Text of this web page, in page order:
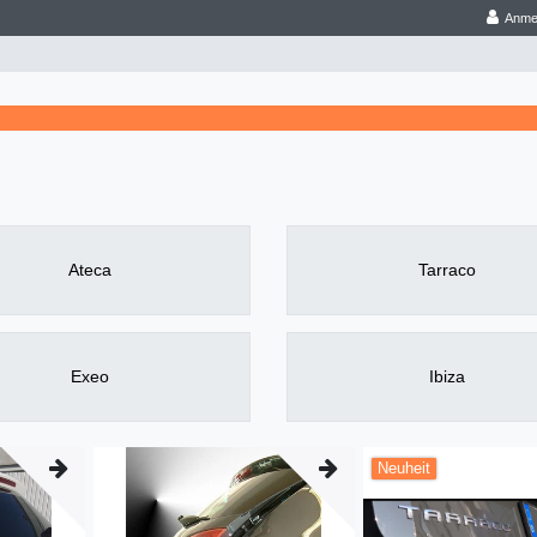
Ateca Tarraco
Exeo Ibiza
Neuheit